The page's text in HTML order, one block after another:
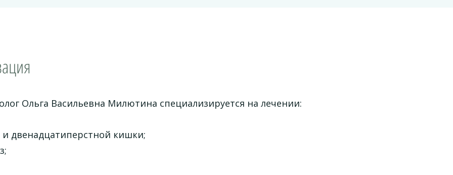
Ольга Васильевна Милютина специализируется на лечении:
и двенадцатиперстной кишки;